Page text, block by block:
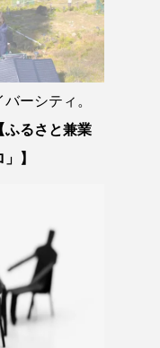
ーシティ。
ふるさと兼業
】